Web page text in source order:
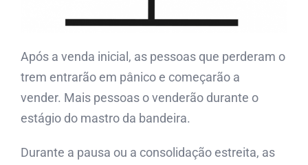
Após a venda inicial, as pessoas que perderam o
trem entrarão em pânico e começarão a
vender. Mais pessoas o venderão durante o
estágio do mastro da bandeira.
Durante a pausa ou a consolidação estreita, as